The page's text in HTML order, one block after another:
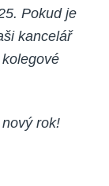
Pokud je
kancelář
rok!